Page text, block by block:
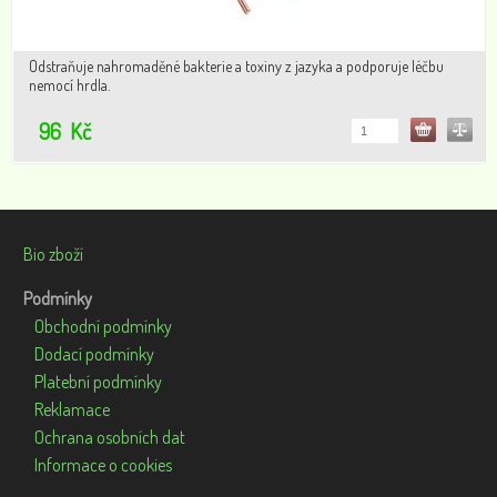
Odstraňuje nahromaděné bakterie a toxiny z jazyka a podporuje léčbu
nemocí hrdla.
96 Kč
Bio zboží
Podmínky
Obchodní podmínky
Dodací podmínky
Platební podmínky
Reklamace
Ochrana osobních dat
Informace o cookies